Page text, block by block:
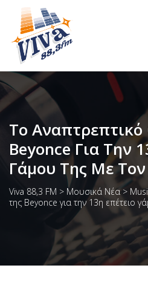
Το
Beyonce Για Την
Γάμου Της Με Τον
Viva 88,3 FM > Μουσικά Νέα >
της Beyonce για την 13η επέτειο